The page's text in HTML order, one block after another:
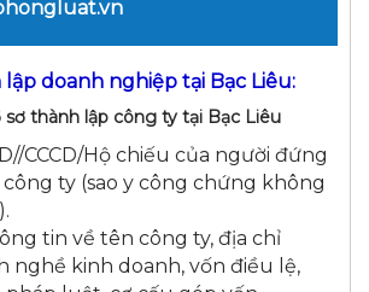
doanh nghiệp tại Bạc Liêu:
sơ thành lập công ty tại Bạc Liêu
CCCD/Hộ chiếu của người đứng
ty (sao y công chứng không
tin về tên công ty, địa chỉ
nghề kinh doanh, vốn điều lệ,